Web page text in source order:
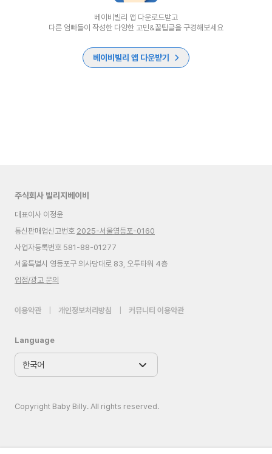
베이비빌리 앱 다운로드받고
다른 엄빠들이 작성한 다양한 고민&꿀팁글을 구경해보세요
베이비빌리 앱 다운받기
주식회사 빌리지베이비
대표이사 이정윤
통신판매업신고번호 2025-서울영등포-0160
사업자등록번호 581-88-01277
서울특별시 영등포구 의사당대로 83, 오투타워 4층
입점/광고 문의
이용약관 개인정보처리방침 커뮤니티 이용약관
Language
Copyright Baby Billy. All rights reserved.